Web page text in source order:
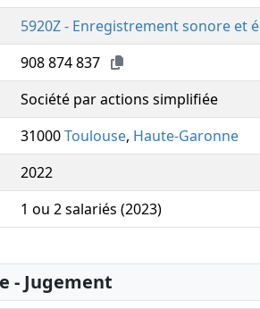
5920Z - Enregistrement sonore et
908 874 837
Société par actions simplifiée
31000Toulouse, Haute-Garonne
2022
1 ou 2 salariés (2023)
- Jugement